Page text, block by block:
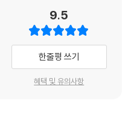
가을 결혼생활의 긴장감이 극도
쏟아져 나왔고 이후 실비아 플라
고를 ‘「에어리얼」과 그 외 시
년 실비아 플라스는 세상을 떠났
휴스의 편집으로 영국에서 처음
이 덧붙여진 형태였다. 그렇게
9.5
한줄평 쓰기
혜택 및 유의사항